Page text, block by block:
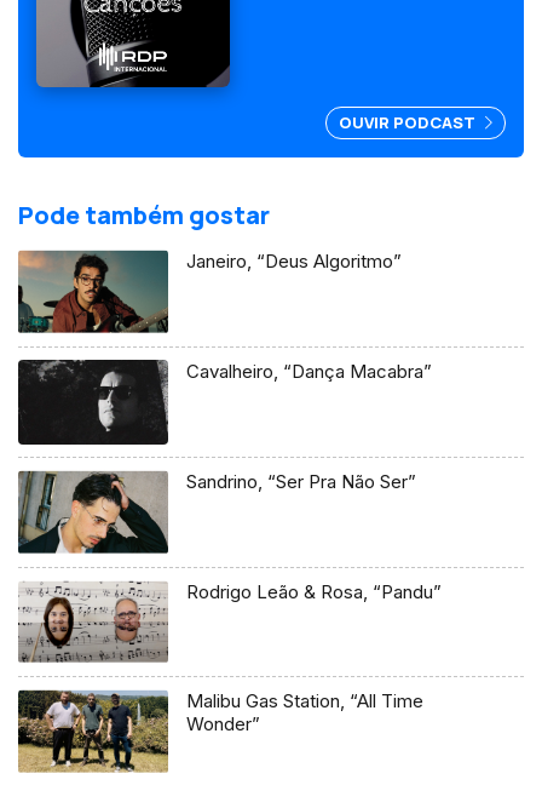
OUVIR PODCAST
Pode também gostar
Janeiro, “Deus Algoritmo”
Cavalheiro, “Dança Macabra”
Sandrino, “Ser Pra Não Ser”
Rodrigo Leão & Rosa, “Pandu”
Malibu Gas Station, “All Time
Wonder”